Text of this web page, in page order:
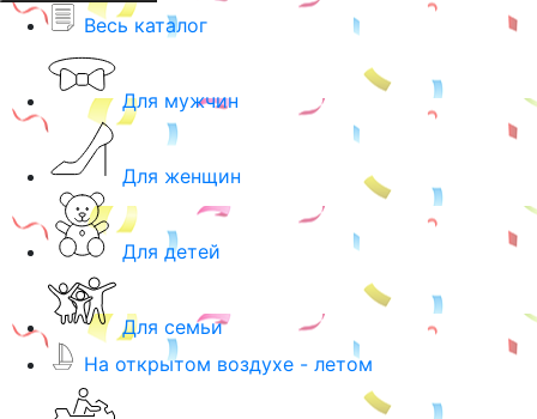
Весь каталог
Для мужчин
Для женщин
Для детей
Для семьи
На открытом воздухе - летом